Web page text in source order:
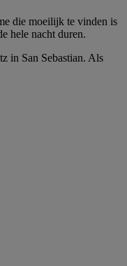
die moeilijk te vinden is
hele nacht duren.
in San Sebastian. Als